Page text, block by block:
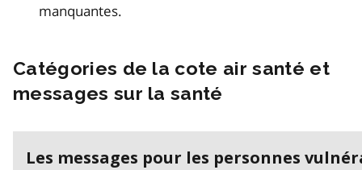
manquantes.
Catégories de la cote air santé et
messages sur la santé
Les messages pour les personnes